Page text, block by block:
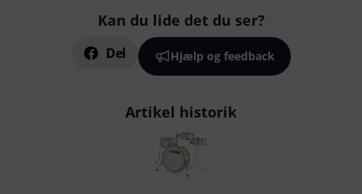
Kan du lide det du ser?
Del Hjælp og feedback
Artikel historik